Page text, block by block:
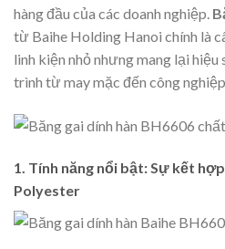
hàng đầu của các doanh nghiệp.
từ Baihe Holding Hanoi chính là
linh kiện nhỏ nhưng mang lại
trình từ may mặc đến công
1. Tính năng nổi bật: Sự kết
Polyester